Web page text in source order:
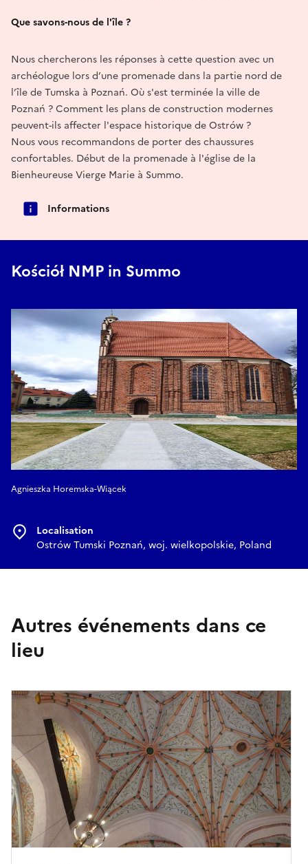
Que savons-nous de l'île ?
Nous chercherons les réponses à cette question avec un
archéologue lors d’une promenade dans la partie nord de
l’île de Tumska à Poznań. Où s'est terminée la ville de
Poznań ? Comment les plans de construction modernes
peuvent-ils affecter l'espace historique de Ostrów ?
Nous vous recommandons de porter des chaussures
confortables. Début de la promenade à l'église de la
Bienheureuse Vierge Marie à Summo.
Informations
Kościół NMP in Summo
Agnieszka Horemska-Wiącek
Localisation
Ostrów Tumski Poznań, woj. wielkopolskie, Poland
Autres événements dans ce
lieu